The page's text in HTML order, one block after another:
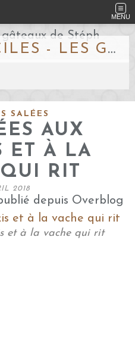
MENU
RECETTES FACILES - LES GÂTEAUX DE STÉPH
SALÉES
AUX
ET À LA
RIT
2018
depuis Overblog
et à la vache qui rit